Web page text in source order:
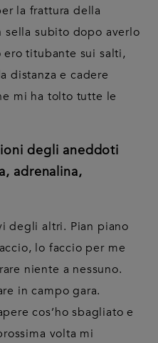
la frattura della
sella subito dopo averlo
ero titubante sui salti,
distanza e cadere
mi ha tolto tutte le
degli aneddoti
adrenalina,
degli altri. Pian piano
lo faccio per me
niente a nessuno.
in campo gara.
cos’ho sbagliato e
volta mi